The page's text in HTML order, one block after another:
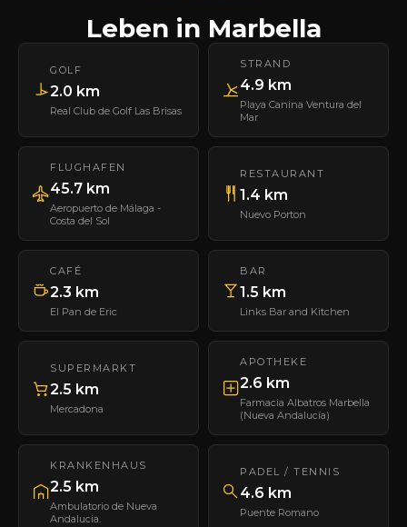
Leben in Marbella
GOLF
2.0 km
Real Club de Golf Las Brisas
STRAND
4.9 km
Playa Canina Ventura del
Mar
FLUGHAFEN
45.7 km
Aeropuerto de Málaga -
Costa del Sol
RESTAURANT
1.4 km
Nuevo Porton
CAFÉ
2.3 km
El Pan de Eric
BAR
1.5 km
Links Bar and Kitchen
SUPERMARKT
2.5 km
Mercadona
APOTHEKE
2.6 km
Farmacia Albatros Marbella
(Nueva Andalucía)
KRANKENHAUS
2.5 km
Ambulatorio de Nueva
Andalucia.
PADEL / TENNIS
4.6 km
Puente Romano